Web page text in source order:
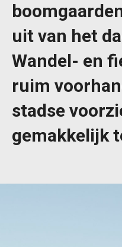
uit van het
Wandel- en
ruim
stadse
gemakkelijk